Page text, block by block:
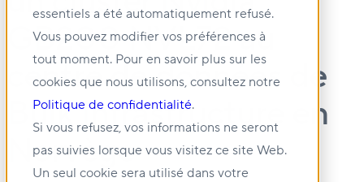
essentiels a été automatiquement refusé.
Vous pouvez modifier vos préférences à
tout moment. Pour en savoir plus sur les
cookies que nous utilisons, consultez notre
Politique de confidentialité.
Si vous refusez, vos informations ne seront
pas suivies lorsque vous visitez ce site Web.
Un seul cookie sera utilisé dans votre
GB200 NVL72 au
centre de données de
Bulk Infrastructure en
Norvège